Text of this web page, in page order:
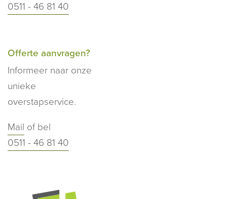
0511 - 46 81 40
Offerte aanvragen?
Informeer naar onze
unieke
overstapservice.
Mail of bel
0511 - 46 81 40